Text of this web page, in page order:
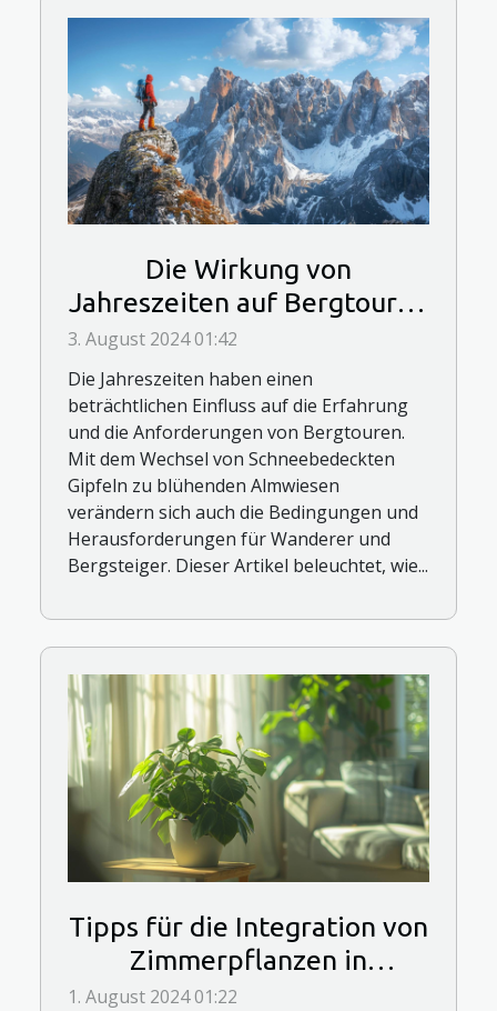
Die Wirkung von
Jahreszeiten auf Bergtouren
und ihre Planung
3. August 2024 01:42
Die Jahreszeiten haben einen
beträchtlichen Einfluss auf die Erfahrung
und die Anforderungen von Bergtouren.
Mit dem Wechsel von Schneebedeckten
Gipfeln zu blühenden Almwiesen
verändern sich auch die Bedingungen und
Herausforderungen für Wanderer und
Bergsteiger. Dieser Artikel beleuchtet, wie...
Tipps für die Integration von
Zimmerpflanzen in
verschiedene Wohnbereiche
1. August 2024 01:22